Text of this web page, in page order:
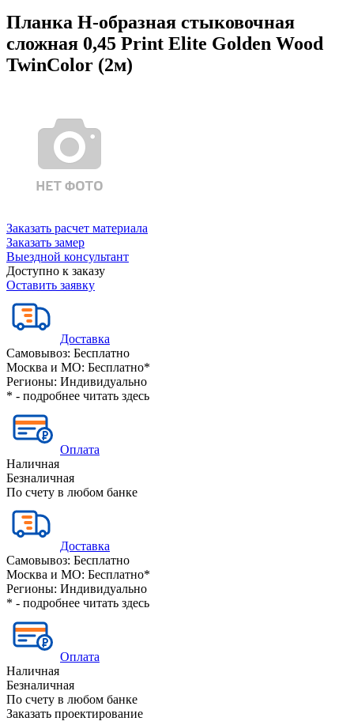
Планка Н-образная стыковочная
сложная 0,45 Print Elite Golden Wood
TwinColor (2м)
Заказать расчет материала
Заказать замер
Выездной консультант
Доступно к заказу
Оставить заявку
Доставка
Самовывоз: Бесплатно
Москва и МО: Бесплатно*
Регионы: Индивидуально
* - подробнее читать здесь
Оплата
Наличная
Безналичная
По счету в любом банке
Доставка
Самовывоз: Бесплатно
Москва и МО: Бесплатно*
Регионы: Индивидуально
* - подробнее читать здесь
Оплата
Наличная
Безналичная
По счету в любом банке
Заказать проектирование